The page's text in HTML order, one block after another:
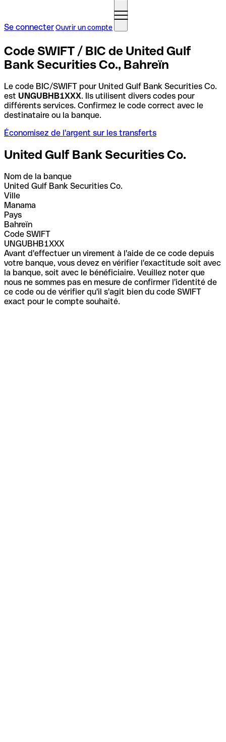
Se connecterOuvrir un compte
Code SWIFT / BIC de United Gulf
Bank Securities Co., Bahreïn
Le code BIC/SWIFT pour United Gulf Bank Securities Co.
est UNGUBHB1XXX. Ils utilisent divers codes pour
différents services. Confirmez le code correct avec le
destinataire ou la banque.
Économisez de l'argent sur les transferts
United Gulf Bank Securities Co.
Nom de la banque
United Gulf Bank Securities Co.
Ville
Manama
Pays
Bahreïn
Code SWIFT
UNGUBHB1XXX
Avant d'effectuer un virement à l'aide de ce code depuis
votre banque, vous devez en vérifier l'exactitude soit avec
la banque, soit avec le bénéficiaire. Veuillez noter que
nous ne sommes pas en mesure de confirmer l'identité de
ce code ou de vérifier qu'il s'agit bien du code SWIFT
exact pour le compte souhaité.